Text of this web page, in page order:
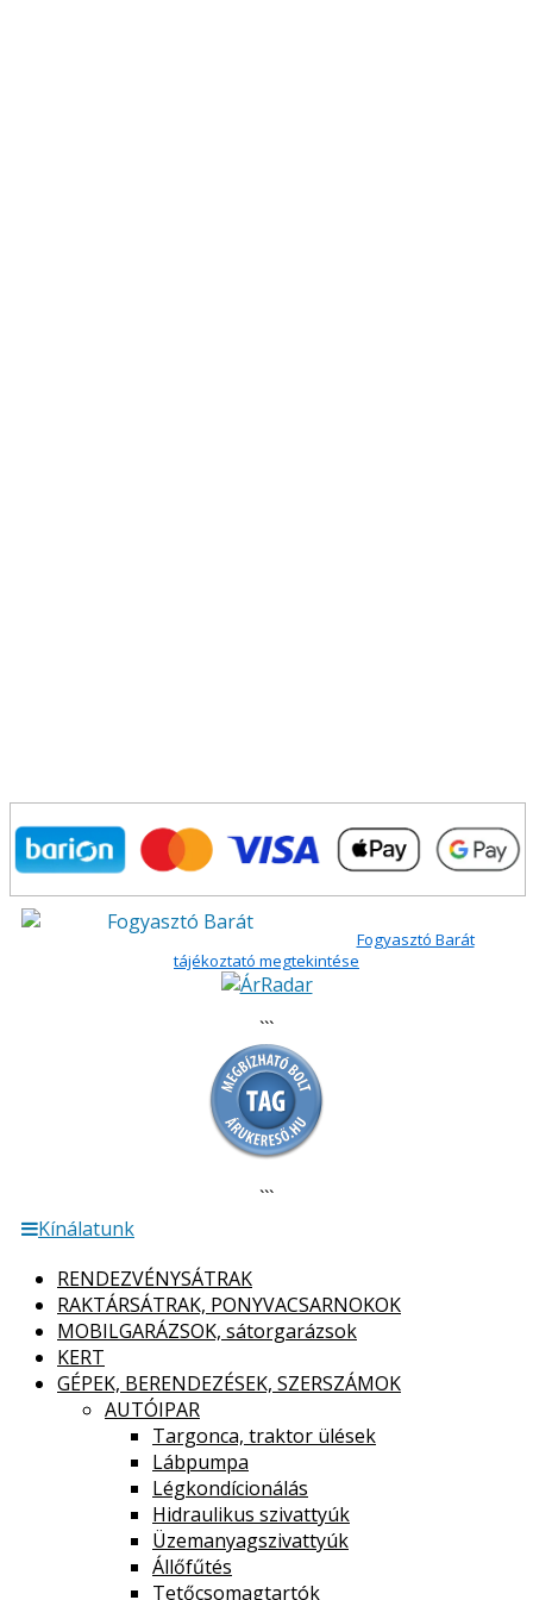
Fogyasztó Barát
tájékoztató megtekintése
```
```
Kínálatunk
RENDEZVÉNYSÁTRAK
RAKTÁRSÁTRAK, PONYVACSARNOKOK
MOBILGARÁZSOK, sátorgarázsok
KERT
GÉPEK, BERENDEZÉSEK, SZERSZÁMOK
AUTÓIPAR
Targonca, traktor ülések
Lábpumpa
Légkondícionálás
Hidraulikus szivattyúk
Üzemanyagszivattyúk
Állőfűtés
Tetőcsomagtartók